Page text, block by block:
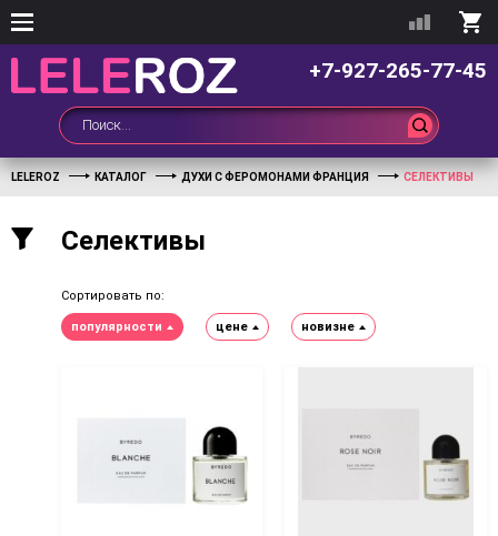
+7-927-265-77-45
LELEROZ КАТАЛОГ ДУХИ С ФЕРОМОНАМИ ФРАНЦИЯ СЕЛЕКТИВЫ
Селективы
Сортировать по:
популярности цене новизне